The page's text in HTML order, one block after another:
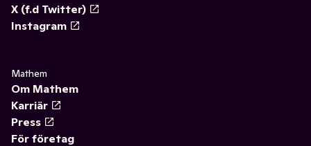
X (f.d Twitter)
Instagram
Mathem
Om Mathem
Karriär
Press
För företag